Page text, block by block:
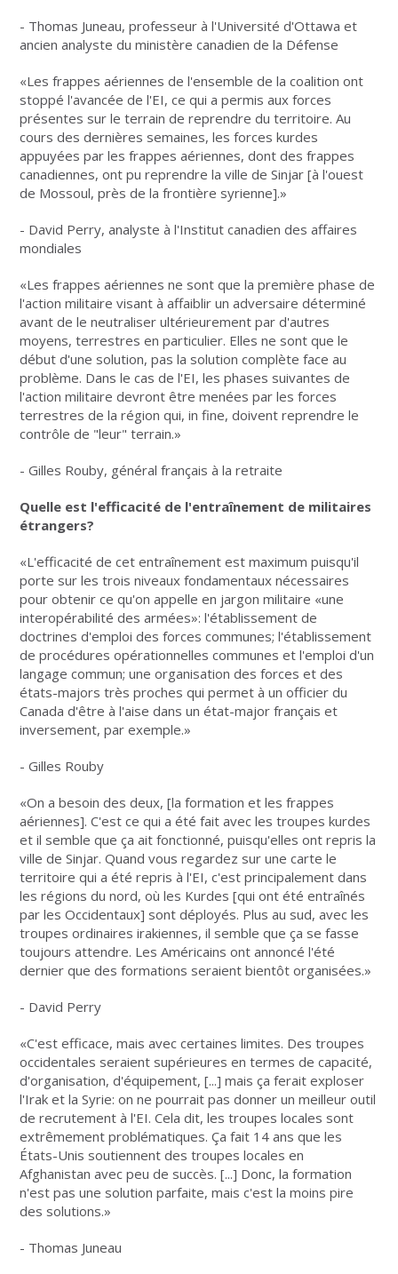
- Thomas Juneau, professeur à l'Université d'Ottawa et
ancien analyste du ministère canadien de la Défense
«Les frappes aériennes de l'ensemble de la coalition ont
stoppé l'avancée de l'EI, ce qui a permis aux forces
présentes sur le terrain de reprendre du territoire. Au
cours des dernières semaines, les forces kurdes
appuyées par les frappes aériennes, dont des frappes
canadiennes, ont pu reprendre la ville de Sinjar [à l'ouest
de Mossoul, près de la frontière syrienne].»
- David Perry, analyste à l'Institut canadien des affaires
mondiales
«Les frappes aériennes ne sont que la première phase de
l'action militaire visant à affaiblir un adversaire déterminé
avant de le neutraliser ultérieurement par d'autres
moyens, terrestres en particulier. Elles ne sont que le
début d'une solution, pas la solution complète face au
problème. Dans le cas de l'EI, les phases suivantes de
l'action militaire devront être menées par les forces
terrestres de la région qui, in fine, doivent reprendre le
contrôle de "leur" terrain.»
- Gilles Rouby, général français à la retraite
Quelle est l'efficacité de l'entraînement de militaires
étrangers?
«L'efficacité de cet entraînement est maximum puisqu'il
porte sur les trois niveaux fondamentaux nécessaires
pour obtenir ce qu'on appelle en jargon militaire «une
interopérabilité des armées»: l'établissement de
doctrines d'emploi des forces communes; l'établissement
de procédures opérationnelles communes et l'emploi d'un
langage commun; une organisation des forces et des
états-majors très proches qui permet à un officier du
Canada d'être à l'aise dans un état-major français et
inversement, par exemple.»
- Gilles Rouby
«On a besoin des deux, [la formation et les frappes
aériennes]. C'est ce qui a été fait avec les troupes kurdes
et il semble que ça ait fonctionné, puisqu'elles ont repris la
ville de Sinjar. Quand vous regardez sur une carte le
territoire qui a été repris à l'EI, c'est principalement dans
les régions du nord, où les Kurdes [qui ont été entraînés
par les Occidentaux] sont déployés. Plus au sud, avec les
troupes ordinaires irakiennes, il semble que ça se fasse
toujours attendre. Les Américains ont annoncé l'été
dernier que des formations seraient bientôt organisées.»
- David Perry
«C'est efficace, mais avec certaines limites. Des troupes
occidentales seraient supérieures en termes de capacité,
d'organisation, d'équipement, [...] mais ça ferait exploser
l'Irak et la Syrie: on ne pourrait pas donner un meilleur outil
de recrutement à l'EI. Cela dit, les troupes locales sont
extrêmement problématiques. Ça fait 14 ans que les
États-Unis soutiennent des troupes locales en
Afghanistan avec peu de succès. [...] Donc, la formation
n'est pas une solution parfaite, mais c'est la moins pire
des solutions.»
- Thomas Juneau